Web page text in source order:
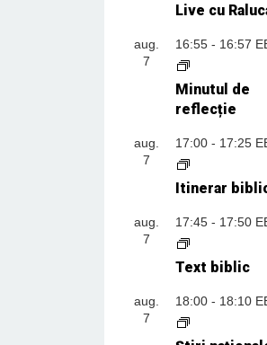
Live cu
aug.
7
16:55- 16:57
Minutul de
reflecție
aug.
7
17:00- 17:25
Itinerar
aug.
7
17:45- 17:50
Text biblic
aug.
7
18:00- 18:10